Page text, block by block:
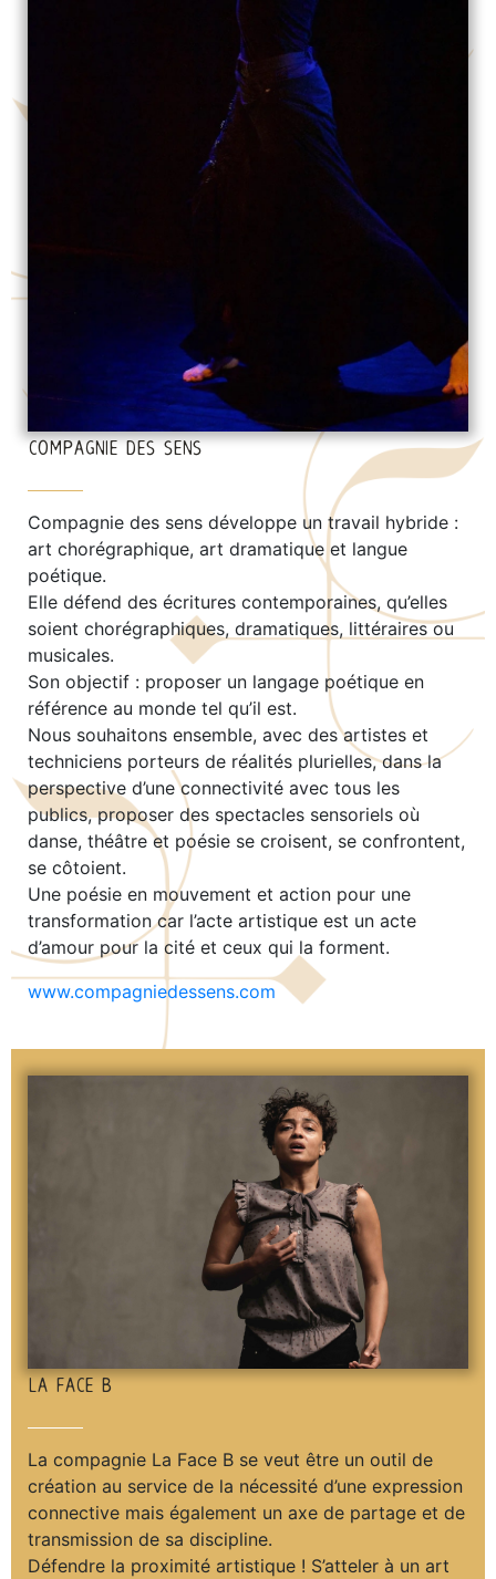
COMPAGNIE DES SENS
Compagnie des sens développe un travail hybride :
art chorégraphique, art dramatique et langue
poétique.
Elle défend des écritures contemporaines, qu’elles
soient chorégraphiques, dramatiques, littéraires ou
musicales.
Son objectif : proposer un langage poétique en
référence au monde tel qu’il est.
Nous souhaitons ensemble, avec des artistes et
techniciens porteurs de réalités plurielles, dans la
perspective d’une connectivité avec tous les
publics, proposer des spectacles sensoriels où
danse, théâtre et poésie se croisent, se confrontent,
se côtoient.
Une poésie en mouvement et action pour une
transformation car l’acte artistique est un acte
d’amour pour la cité et ceux qui la forment.
www.compagniedessens.com
LA FACE B
La compagnie La Face B se veut être un outil de
création au service de la nécessité d’une expression
connective mais également un axe de partage et de
transmission de sa discipline.
Défendre la proximité artistique ! S’atteler à un art